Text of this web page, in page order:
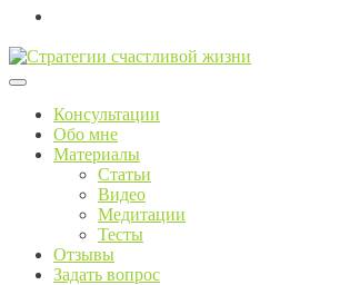
Menu
Консультации
Обо мне
Материалы
Статьи
Видео
Медитации
Тесты
Отзывы
Задать вопрос